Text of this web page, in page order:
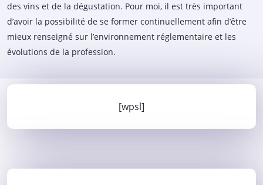
des vins et de la dégustation. Pour moi, il est très important
d’avoir la possibilité de se former continuellement afin d’être
mieux renseigné sur l’environnement réglementaire et les
évolutions de la profession.
[wpsl]